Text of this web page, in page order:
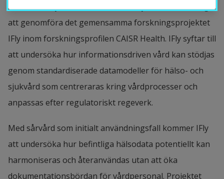
Santé, Mölnlycke Healthcare, InterSystems och Avenga
att genomföra det gemensamma forskningsprojektet
IFly inom forskningsprofilen CAISR Health. IFly syftar till
att undersöka hur informationsdriven vård kan stödjas
genom standardiserade datamodeller för hälso- och
sjukvård som centreraras kring vårdprocesser och
anpassas efter regulatoriskt regeverk.
Med sårvård som initialt användningsfall kommer IFly
att undersöka hur befintliga hälsodata potentiellt kan
harmoniseras och återanvändas utan att öka
dokumentationsbördan för vårdpersonal. Projektet
Kalender
Sök personal
Studentwebb
Medarbetarwebb Insidan
Länk till